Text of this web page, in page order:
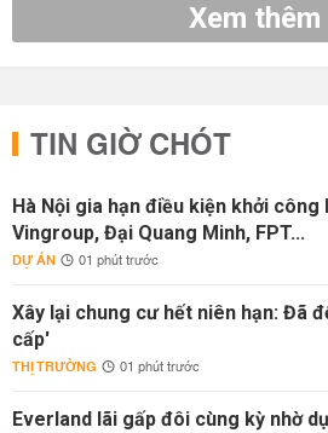
Xem thêm
TIN GIỜ CHÓT
Hà Nội gia hạn điều kiện khởi
Vingroup, Đại Quang Minh, FPT...
DỰ ÁN 01 phút trước
Xây lại chung cư hết niên hạn: Đã
cấp'
THỊ TRƯỜNG 01 phút trước
Everland lãi gấp đôi cùng kỳ nhờ